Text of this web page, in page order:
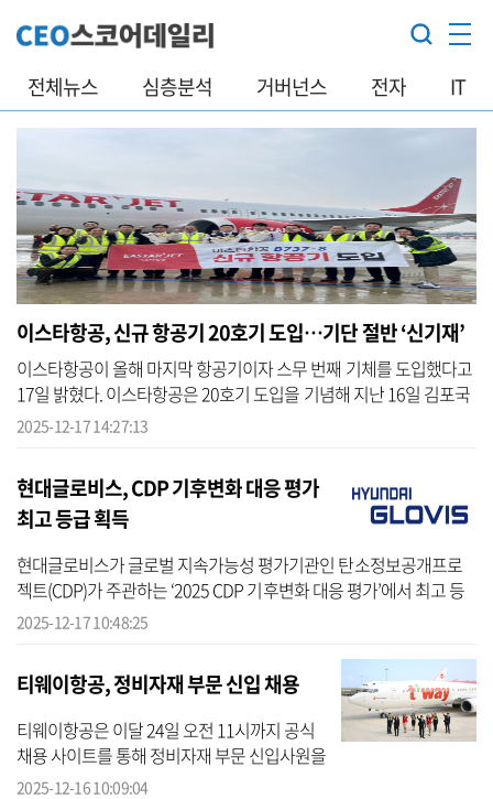
전체뉴스 심층분석 거버넌스 전자 IT
이스타항공, 신규 항공기 20호기 도입…기단 절반 ‘신기재’
이스타항공이 올해 마지막 항공기이자 스무 번째 기체를 도입했다고
17일 밝혔다. 이스타항공은 20호기 도입을 기념해 지난 16일 김포국
제공항에서 조중석 대표를 비롯한 임직원들이 참석한 가운데 운항 승
2025-12-17 14:27:13
현대글로비스, CDP 기후변화 대응 평가
최고 등급 획득
현대글로비스가 글로벌 지속가능성 평가기관인 탄소정보공개프로
젝트(CDP)가 주관하는 ‘2025 CDP 기후변화 대응 평가’에서 최고 등
급인 ‘리더십 A등급’을 획득했다고 17일 밝혔다. CDP는 각국의 주요
2025-12-17 10:48:25
티웨이항공, 정비자재 부문 신입 채용
티웨이항공은 이달 24일 오전 11시까지 공식
채용 사이트를 통해 정비자재 부문 신입사원을
공개 채용한다고 16일 밝혔다. 모집 부문은 정
2025-12-16 10:09:04